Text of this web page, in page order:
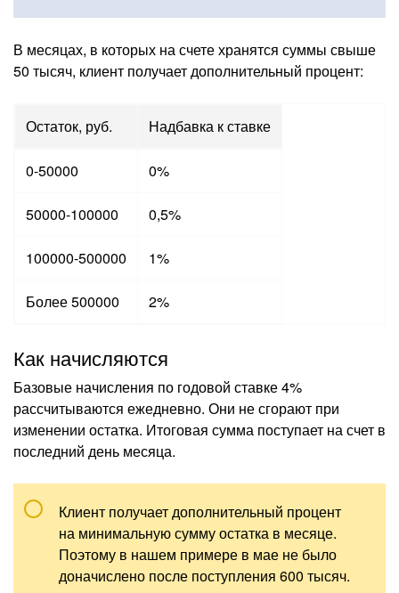
В месяцах, в которых на счете хранятся суммы свыше
50 тысяч, клиент получает дополнительный процент:
Остаток, руб. Надбавка к ставке
0-50000 0%
50000-100000 0,5%
100000-500000 1%
Более 500000 2%
Как начисляются
Базовые начисления по годовой ставке 4%
рассчитываются ежедневно. Они не сгорают при
изменении остатка. Итоговая сумма поступает на счет в
последний день месяца.
Клиент получает дополнительный процент
на минимальную сумму остатка в месяце.
Поэтому в нашем примере в мае не было
доначислено после поступления 600 тысяч.